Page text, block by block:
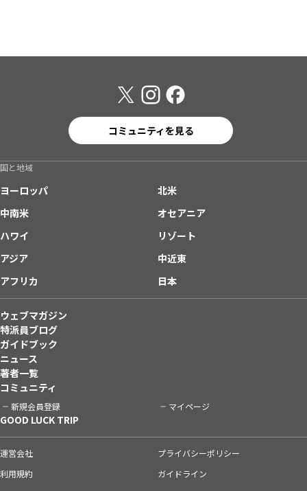
コミュニティを見る
国と地域
ヨーロッパ
北米
中南米
オセアニア
ハワイ
リゾート
アジア
中近東
アフリカ
日本
ウェブマガジン
特派員ブログ
ガイドブック
ニュース
著者一覧
コミュニティ
新規会員登録 マイページ
GOOD LUCK TRIP
運営会社
プライバシーポリシー
利用規約
ガイドライン